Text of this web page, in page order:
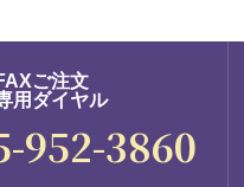
ご注文
用ダイヤル
952-3860